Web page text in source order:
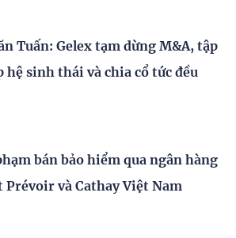
Tuấn: Gelex tạm dừng M&A, tập
hệ sinh thái và chia cổ tức đều
bán bảo hiểm qua ngân hàng
Prévoir và Cathay Việt Nam